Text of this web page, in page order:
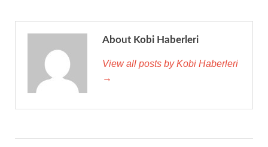
About Kobi Haberleri
View all posts by Kobi Haberleri
→